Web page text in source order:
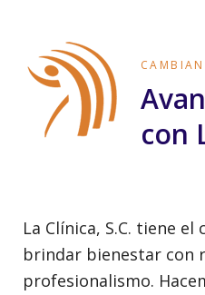
con
La Clínica, S.C. tiene
brindar bienestar con
profesionalismo.